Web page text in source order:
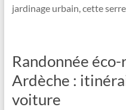
jardinage urbain, cette
Randonnée
Ardèche :
voiture